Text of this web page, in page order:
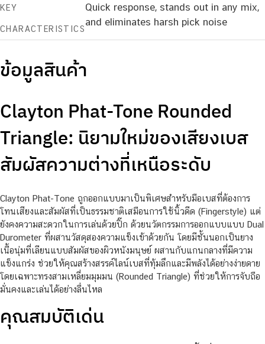
KEY
CHARACTERISTICS
Quick response, stands out in any mix,
and eliminates harsh pick noise
ข้อมูลสินค้า
Clayton Phat-Tone Rounded
Triangle: นิยามใหม่ของเสียงเบส
สัมผัสความต่างที่เหนือระดับ
Clayton Phat-Tone ถูกออกแบบมาเป็นพิเศษสำหรับมือเบสที่ต้องการ
โทนเสียงและสัมผัสที่เป็นธรรมชาติเสมือนการใช้นิ้วดีด (Fingerstyle) แต่
ยังคงความสะดวกในการเล่นด้วยปิ๊ก ด้วยนวัตกรรมการออกแบบแบบ Dual
Durometer ที่ผสานวัสดุสองความแข็งเข้าด้วยกัน โดยมีชั้นนอกเป็นยาง
เนื้อนุ่มที่เลียนแบบสัมผัสของผิวหนังมนุษย์ ผสานกับแกนกลางที่มีความ
แข็งแกร่ง ช่วยให้คุณสร้างสรรค์ไลน์เบสที่ทุ้มลึกและมีพลังได้อย่างง่ายดาย
โดยเฉพาะทรงสามเหลี่ยมมุมมน (Rounded Triangle) ที่ช่วยให้การจับถือ
มั่นคงและเล่นได้อย่างลื่นไหล
คุณสมบัติเด่น